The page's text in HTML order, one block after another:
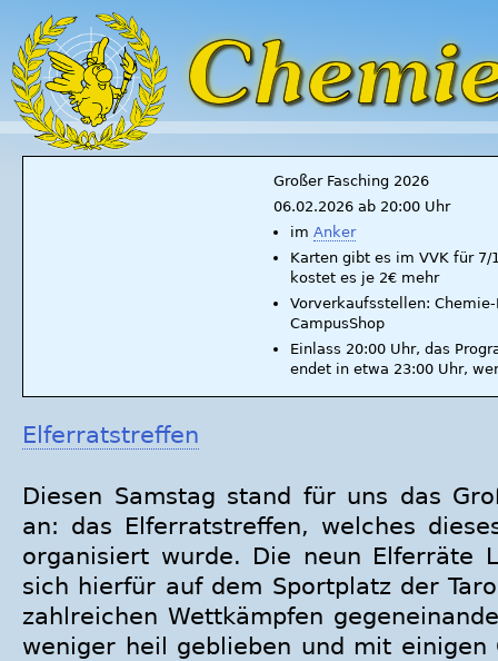
Großer Fasching 2026
06.02.2026 ab 20:00 Uhr
im Anker
Karten gibt es im VVK für 7/
kostet es je 2€ mehr
Vorverkaufsstellen:
CampusShop
Einlass 20:00 Uhr, das
endet in etwa 23:00 Uhr,
Elferratstreffen
Diesen Samstag stand für uns das
an: das Elferratstreffen, welches
organisiert wurde. Die neun Elferräte
sich hierfür auf dem Sportplatz der
zahlreichen Wettkämpfen
weniger heil geblieben und mit einigen